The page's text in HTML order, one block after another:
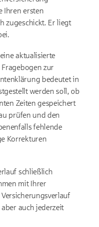
Ihren ersten
zugeschickt. Er liegt
aktualisierte
Fragebogen zur
bedeutet in
werden soll, ob
Zeiten gespeichert
prüfen und den
fehlende
Korrekturen
schließlich
mit Ihrer
auch jederzeit